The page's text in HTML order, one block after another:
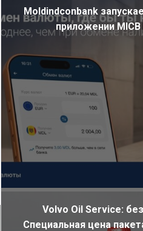
Moldindconbank
приложении
Volvo Oil Service:
Специальная цена